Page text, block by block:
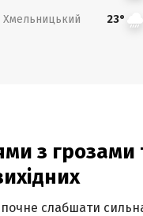
Хмельницький 23°
з
слабшати